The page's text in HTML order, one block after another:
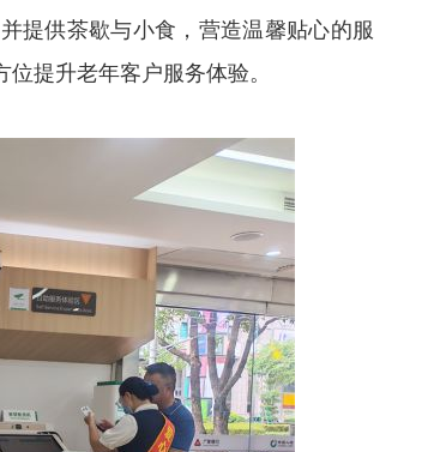
提供茶歇与小食，营造温馨贴心的服
提升老年客户服务体验。